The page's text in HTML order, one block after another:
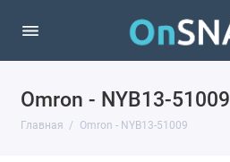
Omron - NYB13-51009
Главная Omron - NYB13-51009